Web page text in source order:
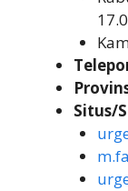
Situs/